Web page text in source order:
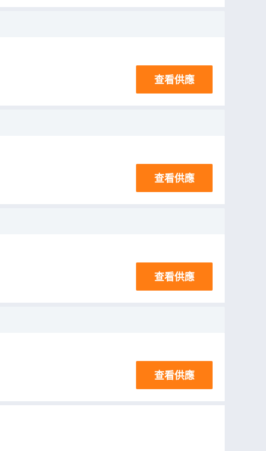
查看供應
查看供應
查看供應
查看供應